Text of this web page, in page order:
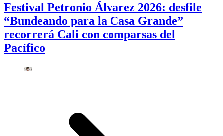
Festival Petronio Álvarez 2026: desfile
“Bundeando para la Casa Grande”
recorrerá Cali con comparsas del
Pacífico